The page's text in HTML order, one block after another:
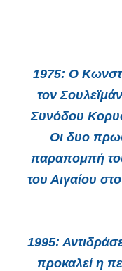
1975: Ο
τον
Συνόδου
Οι δυο
παραπομπή
του Αιγαίου
1995:
προκαλεί η